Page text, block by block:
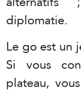
diplomatie.
Le go est un
Si vous
plateau,